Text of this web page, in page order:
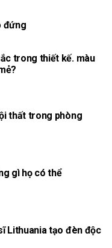
đứng
trong thiết kế. màu
thất trong phòng
gì họ có thể
Lithuania tạo đèn độc